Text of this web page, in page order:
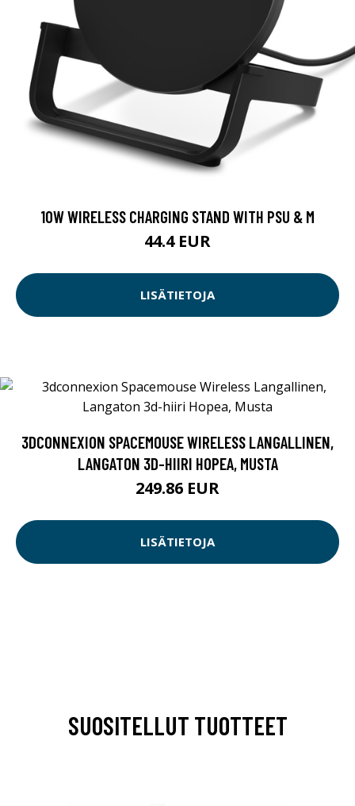
10W WIRELESS CHARGING STAND WITH PSU & M
44.4 EUR
LISÄTIETOJA
3DCONNEXION SPACEMOUSE WIRELESS LANGALLINEN,
LANGATON 3D-HIIRI HOPEA, MUSTA
249.86 EUR
LISÄTIETOJA
SUOSITELLUT TUOTTEET